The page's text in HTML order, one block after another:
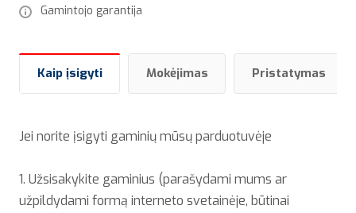
Gamintojo garantija
Kaip įsigyti Mokėjimas Pristatymas
Jei norite įsigyti gaminių mūsų parduotuvėje
1. Užsisakykite gaminius (parašydami mums ar
užpildydami formą interneto svetainėje, būtinai